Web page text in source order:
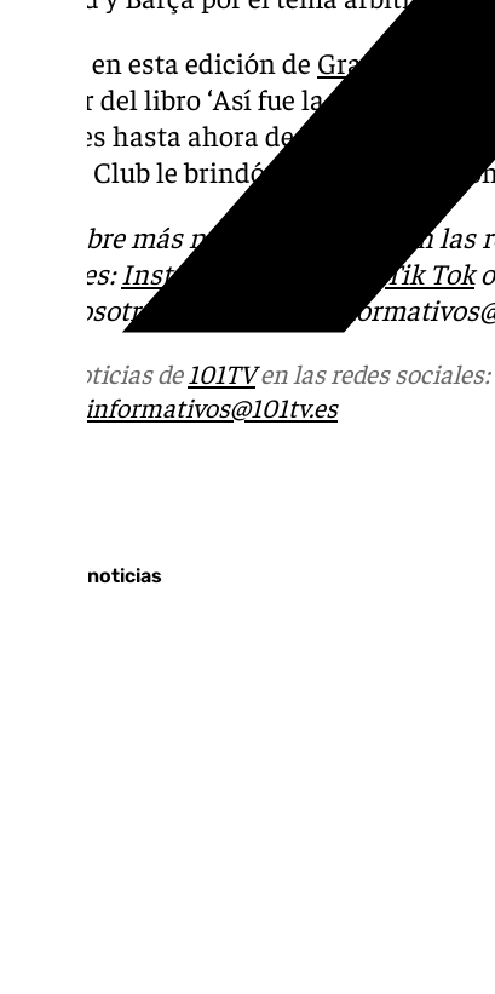
Eso sí, en esta edición de Grada 101
y autor del libro ‘Así fue la despedida
detalles hasta ahora desconocidos del
Fútbol Club le brindó a Jesús Navas
Descubre más noticias de 101Tv en las
sociales: Instagram Tik Toko
con nosotros en el correo
Más noticias de 101TVen las redes sociales:
informativos@101tv.es
Últimas noticias